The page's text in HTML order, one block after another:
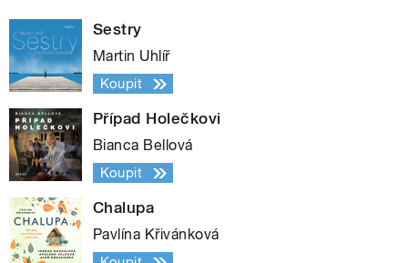
Sestry
Martin Uhlíř
Koupit
Případ Holečkovi
Bianca Bellová
Koupit
Chalupa
Pavlína Křivánková